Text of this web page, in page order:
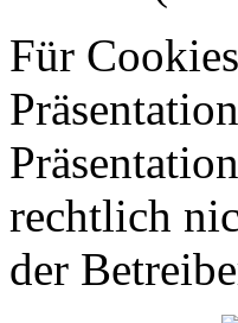
Für
rechtlich
der